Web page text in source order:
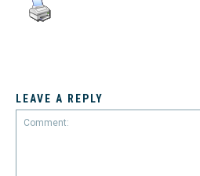
LEAVE A REPLY